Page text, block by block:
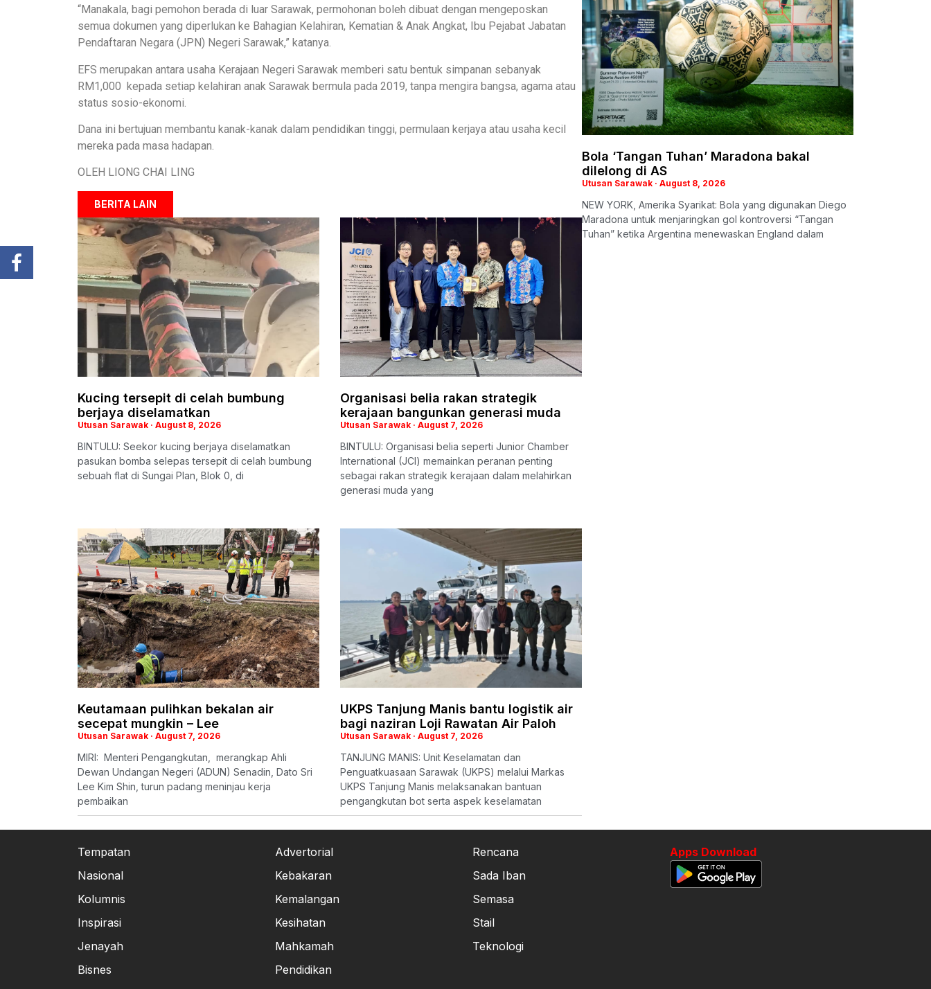
“Manakala, bagi pemohon berada di luar Sarawak, permohonan boleh dibuat dengan mengeposkan
semua dokumen yang diperlukan ke Bahagian Kelahiran, Kematian & Anak Angkat, Ibu Pejabat Jabatan
Pendaftaran Negara (JPN) Negeri Sarawak,” katanya.
EFS merupakan antara usaha Kerajaan Negeri Sarawak memberi satu bentuk simpanan sebanyak
RM1,000 kepada setiap kelahiran anak Sarawak bermula pada 2019, tanpa mengira bangsa, agama atau
status sosio-ekonomi.
Dana ini bertujuan membantu kanak-kanak dalam pendidikan tinggi, permulaan kerjaya atau usaha kecil
mereka pada masa hadapan.
OLEH LIONG CHAI LING
BERITA LAIN
Kucing tersepit di celah bumbung
berjaya diselamatkan
Utusan Sarawak August 8, 2026
BINTULU: Seekor kucing berjaya diselamatkan
pasukan bomba selepas tersepit di celah bumbung
sebuah flat di Sungai Plan, Blok 0, di
Organisasi belia rakan strategik
kerajaan bangunkan generasi muda
Utusan Sarawak August 7, 2026
BINTULU: Organisasi belia seperti Junior Chamber
International (JCI) memainkan peranan penting
sebagai rakan strategik kerajaan dalam melahirkan
generasi muda yang
Keutamaan pulihkan bekalan air
secepat mungkin – Lee
Utusan Sarawak August 7, 2026
MIRI: Menteri Pengangkutan, merangkap Ahli
Dewan Undangan Negeri (ADUN) Senadin, Dato Sri
Lee Kim Shin, turun padang meninjau kerja
pembaikan
UKPS Tanjung Manis bantu logistik air
bagi naziran Loji Rawatan Air Paloh
Utusan Sarawak August 7, 2026
TANJUNG MANIS: Unit Keselamatan dan
Penguatkuasaan Sarawak (UKPS) melalui Markas
UKPS Tanjung Manis melaksanakan bantuan
pengangkutan bot serta aspek keselamatan
Bola ‘Tangan Tuhan’ Maradona bakal
dilelong di AS
Utusan Sarawak August 8, 2026
NEW YORK, Amerika Syarikat: Bola yang digunakan Diego
Maradona untuk menjaringkan gol kontroversi “Tangan
Tuhan” ketika Argentina menewaskan England dalam
Tempatan
Nasional
Kolumnis
Inspirasi
Jenayah
Bisnes
Advertorial
Kebakaran
Kemalangan
Kesihatan
Mahkamah
Pendidikan
Rencana
Sada Iban
Semasa
Stail
Teknologi
Apps Download